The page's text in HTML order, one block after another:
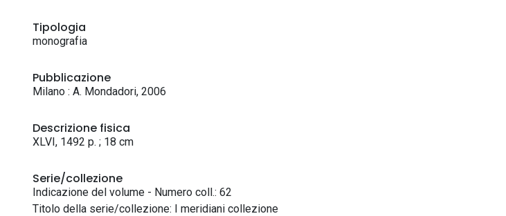
Tipologia
monografia
Pubblicazione
Milano : A. Mondadori, 2006
Descrizione fisica
XLVI, 1492 p. ; 18 cm
Serie/collezione
Indicazione del volume - Numero coll.: 62
Titolo della serie/collezione: I meridiani collezione